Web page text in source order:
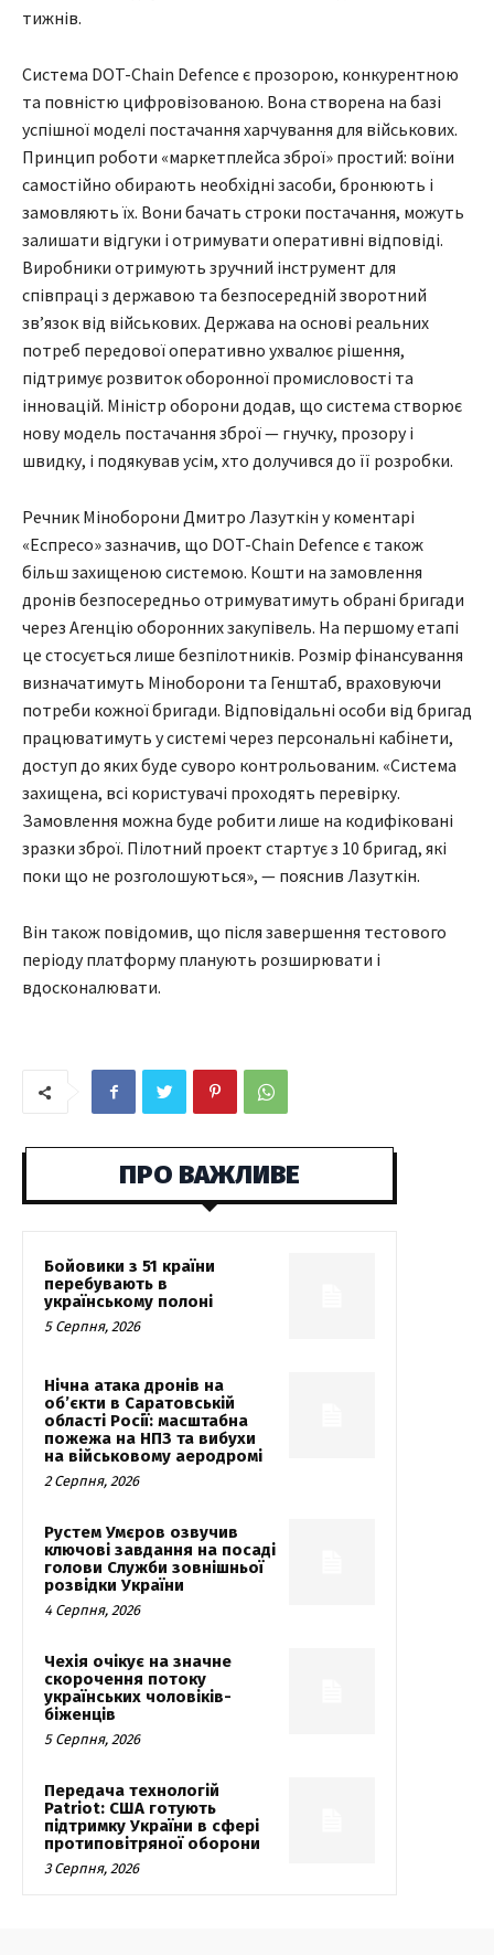
тижнів.
Система DOT-Chain Defence є прозорою, конкурентною
та повністю цифровізованою. Вона створена на базі
успішної моделі постачання харчування для військових.
Принцип роботи «маркетплейса зброї» простий: воїни
самостійно обирають необхідні засоби, бронюють і
замовляють їх. Вони бачать строки постачання, можуть
залишати відгуки і отримувати оперативні відповіді.
Виробники отримують зручний інструмент для
співпраці з державою та безпосередній зворотний
зв’язок від військових. Держава на основі реальних
потреб передової оперативно ухвалює рішення,
підтримує розвиток оборонної промисловості та
інновацій. Міністр оборони додав, що система створює
нову модель постачання зброї — гнучку, прозору і
швидку, і подякував усім, хто долучився до її розробки.
Речник Міноборони Дмитро Лазуткін у коментарі
«Еспресо» зазначив, що DOT-Chain Defence є також
більш захищеною системою. Кошти на замовлення
дронів безпосередньо отримуватимуть обрані бригади
через Агенцію оборонних закупівель. На першому етапі
це стосується лише безпілотників. Розмір фінансування
визначатимуть Міноборони та Генштаб, враховуючи
потреби кожної бригади. Відповідальні особи від бригад
працюватимуть у системі через персональні кабінети,
доступ до яких буде суворо контрольованим. «Система
захищена, всі користувачі проходять перевірку.
Замовлення можна буде робити лише на кодифіковані
зразки зброї. Пілотний проект стартує з 10 бригад, які
поки що не розголошуються», — пояснив Лазуткін.
Він також повідомив, що після завершення тестового
періоду платформу планують розширювати і
вдосконалювати.
ПРО ВАЖЛИВЕ
Бойовики з 51 країни
перебувають в
українському полоні
5 Серпня, 2026
Нічна атака дронів на
об’єкти в Саратовській
області Росії: масштабна
пожежа на НПЗ та вибухи
на військовому аеродромі
2 Серпня, 2026
Рустем Умєров озвучив
ключові завдання на посаді
голови Служби зовнішньої
розвідки України
4 Серпня, 2026
Чехія очікує на значне
скорочення потоку
українських чоловіків-
біженців
5 Серпня, 2026
Передача технологій
Patriot: США готують
підтримку України в сфері
протиповітряної оборони
3 Серпня, 2026